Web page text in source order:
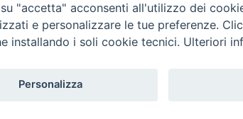
riservati - Vita Trentina Editrice
"accetta" acconsenti all'utilizzo dei
e personalizzare le tue preferenze.
installando i soli cookie tecnici. Ulteriori
Personalizza